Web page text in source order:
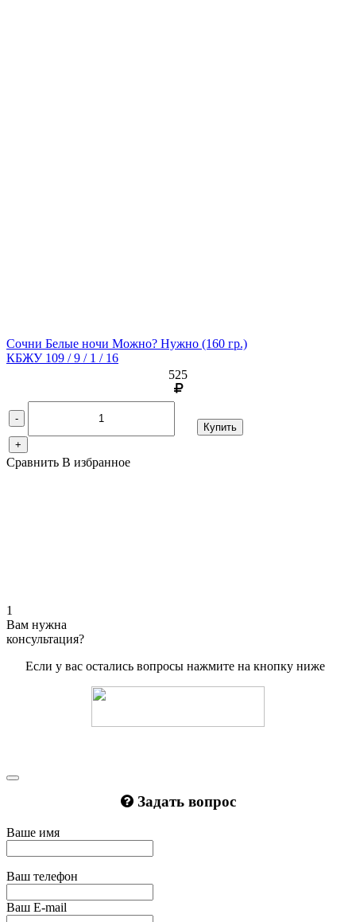
Сочни Белые ночи Можно? Нужно (160 гр.)
КБЖУ 109 / 9 / 1 / 16
525
-
+
Купить
Сравнить В избранное
1
Вам нужна
консультация?
Если у вас остались вопросы нажмите на кнопку ниже
Задать вопрос
Ваше имя
Ваш телефон
Ваш E-mail